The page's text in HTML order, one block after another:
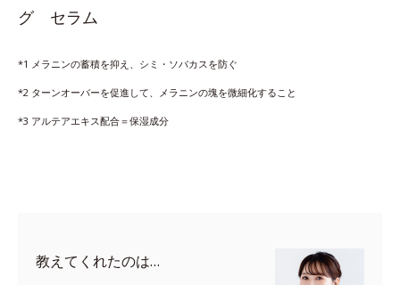
グ セラム
*1 メラニンの蓄積を抑え、シミ・ソバカスを防ぐ
*2 ターンオーバーを促進して、メラニンの塊を微細化すること
*3 アルテアエキス配合＝保湿成分
教えてくれたのは…